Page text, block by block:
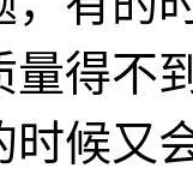
量得不
时候又